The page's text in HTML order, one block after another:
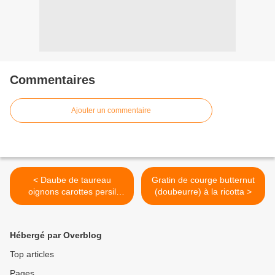
Commentaires
Ajouter un commentaire
< Daube de taureau
oignons carottes persil
mijoté au cognac et
Gratin de courge butternut
(doubeurre) à la ricotta >
Hébergé par Overblog
Top articles